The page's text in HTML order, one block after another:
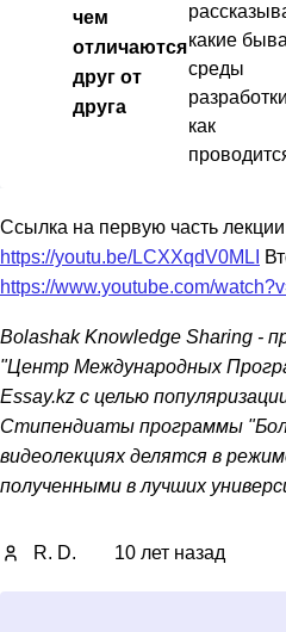
чем
отличаются
друг от
друга
какие
среды
как
Ссылка на первую часть
https://youtu.be/LCXXqdV0MLI
https://www.youtube.com/
Bolashak Knowledge Sharing -
"Центр Международных
Essay.kz с целью
Стипендиаты программы
видеолекциях делятся в
полученными в лучших
R. D. 10 лет назад